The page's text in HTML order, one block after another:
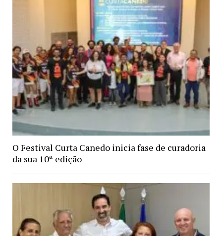
O Festival Curta Canedo inicia fase de curadoria
da sua 10ª edição